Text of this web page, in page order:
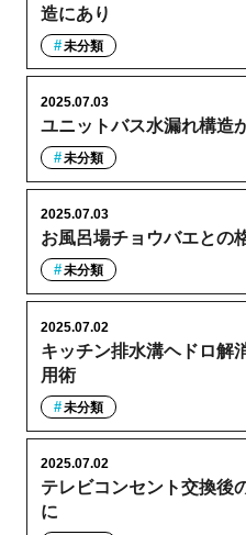
造にあり
未分類
ユニットバス水漏れ構造
2025.07.03
未分類
お風呂場チョウバエとの
2025.07.03
未分類
キッチン排水溝ヘドロ解
用術
2025.07.02
未分類
テレビコンセント交換後
に
2025.07.02